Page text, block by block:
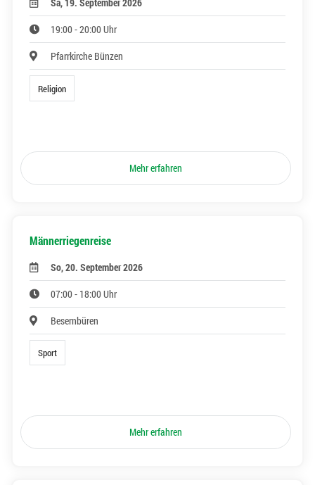
Sa, 19. September 2026
19:00 - 20:00 Uhr
Pfarrkirche Bünzen
Religion
Mehr erfahren
Männerriegenreise
So, 20. September 2026
07:00 - 18:00 Uhr
Besernbüren
Sport
Mehr erfahren